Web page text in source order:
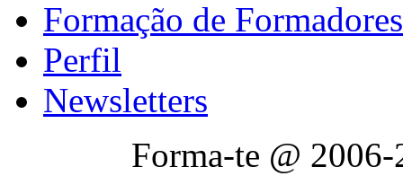
Formação de Formadores
Perfil
Newsletters
Forma-te @